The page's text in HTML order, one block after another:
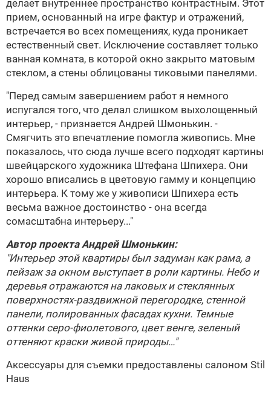
делает внутреннее пространство контрастным. Этот
прием, основанный на игре фактур и отражений,
встречается во всех помещениях, куда проникает
естественный свет. Исключение составляет только
ванная комната, в которой окно закрыто матовым
стеклом, а стены облицованы тиковыми панелями.
"Перед самым завершением работ я немного
испугался того, что делал слишком выхолощенный
интерьер, - признается Андрей Шмонькин. -
Смягчить это впечатление помогла живопись. Мне
показалось, что сюда лучше всего подходят картины
швейцарского художника Штефана Шпихера. Они
хорошо вписались в цветовую гамму и концепцию
интерьера. К тому же у живописи Шпихера есть
весьма важное достоинство - она всегда
сомасштабна интерьеру..."
Автор проектаАндрей Шмонькин:
"Интерьер этой квартиры был задуман как рама, а
пейзаж за окном выступает в роли картины. Небо и
деревья отражаются на лаковых и стеклянных
поверхностях-раздвижной перегородке, стенной
панели, полированных фасадах кухни. Темные
оттенки серо-фиолетового, цвет венге, зеленый
оттеняют краски живой природы…"
Аксессуары для съемки предоставлены салоном Stil
Haus